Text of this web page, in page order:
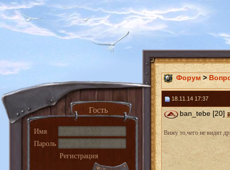
Гость
Имя
Пароль
Регистрация
Форум >
18.11.14 17:37
ban_tebe [20]
Вижу то,чего не видят